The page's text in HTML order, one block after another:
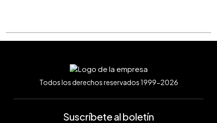
Todos los derechos reservados 1999-2026
Suscríbete al boletín